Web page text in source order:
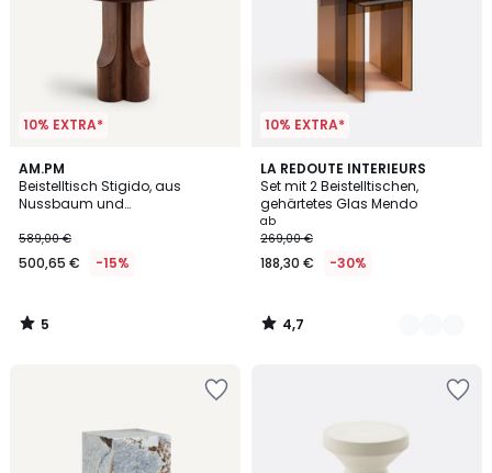
10% EXTRA*
AM.PM
Beistelltisch Stigido, aus
Nussbaum und
589,00 €
500,65 € -15%
5
/
5
5
/
10% EXTRA*
LA REDOUTE INTERIEURS
Set mit 2 Beistelltischen,
gehärtetes Glas Mendo
ab
269,00 €
188,30 € -30%
4,7
/ 5
2
Farben
4,7
/